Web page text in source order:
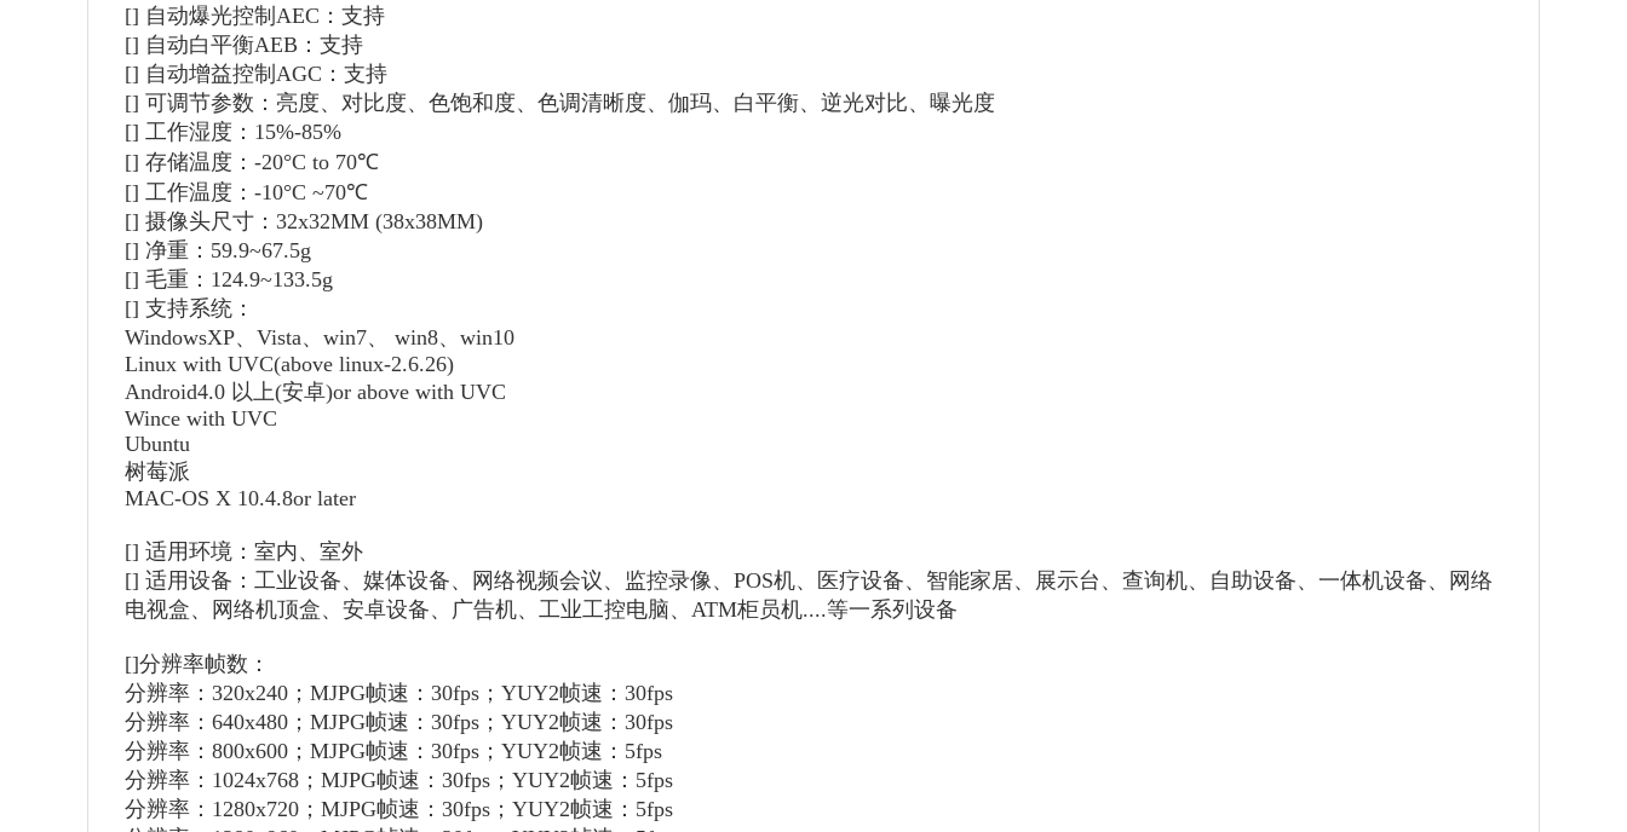
[] 自动爆光控制AEC：支持
[] 自动白平衡AEB：支持
[] 自动增益控制AGC：支持
[] 可调节参数：亮度、对比度、色饱和度、色调清晰度、伽玛、白平衡、逆光对比、曝光度
[] 工作湿度：15%-85%
[] 存储温度：-20°C to 70℃
[] 工作温度：-10°C ~70℃
[] 摄像头尺寸：32x32MM (38x38MM)
[] 净重：59.9~67.5g
[] 毛重：124.9~133.5g
[] 支持系统：
WindowsXP、Vista、win7、 win8、win10
Linux with UVC(above linux-2.6.26)
Android4.0 以上(安卓)or above with UVC
Wince with UVC
Ubuntu
树莓派
MAC-OS X 10.4.8or later
[] 适用环境：室内、室外
[] 适用设备：工业设备、媒体设备、网络视频会议、监控录像、POS机、医疗设备、智能家居、展示台、查询机、自助设备、一体机设备、网络
电视盒、网络机顶盒、安卓设备、广告机、工业工控电脑、ATM柜员机....等一系列设备
[]分辨率帧数：
分辨率：320x240；MJPG帧速：30fps；YUY2帧速：30fps
分辨率：640x480；MJPG帧速：30fps；YUY2帧速：30fps
分辨率：800x600；MJPG帧速：30fps；YUY2帧速：5fps
分辨率：1024x768；MJPG帧速：30fps；YUY2帧速：5fps
分辨率：1280x720；MJPG帧速：30fps；YUY2帧速：5fps